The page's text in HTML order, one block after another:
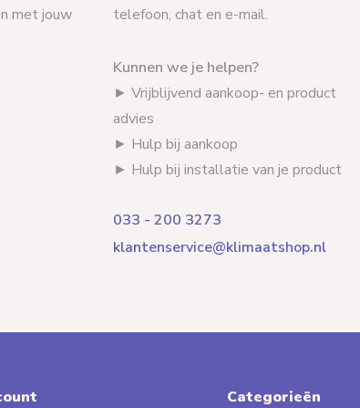
met jouw
telefoon, chat en e-mail.
Kunnen we je helpen?
► Vrijblijvend aankoop- en product
advies
► Hulp bij aankoop
► Hulp bij installatie van je product
033 - 200 3273
klantenservice@klimaatshop.nl
Categorieën